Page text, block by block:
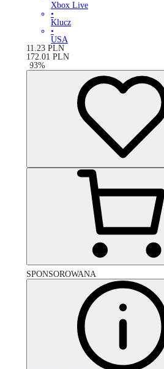
Xbox Live
•
Klucz
•
USA
11.23 PLN
172.01 PLN
-93%
SPONSOROWANA